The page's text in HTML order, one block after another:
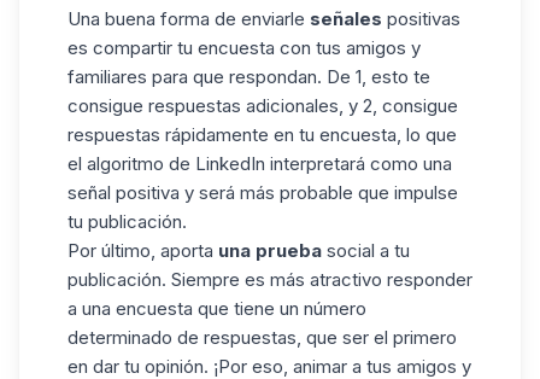
Una buena forma de enviarle señales positivas
es compartir tu encuesta con tus amigos y
familiares para que respondan. De 1, esto te
consigue respuestas adicionales, y 2, consigue
respuestas rápidamente en tu encuesta, lo que
el algoritmo de LinkedIn interpretará como una
señal positiva y será más probable que impulse
tu publicación.
Por último, aporta una prueba social a tu
publicación. Siempre es más atractivo responder
a una encuesta que tiene un número
determinado de respuestas, que ser el primero
en dar tu opinión. ¡Por eso, animar a tus amigos y